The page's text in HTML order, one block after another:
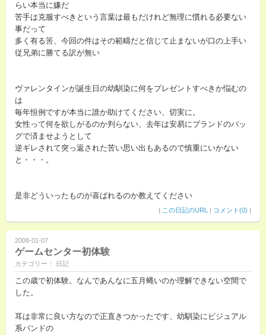
らい本当に嫌だ
苦手は克服すべきという言葉は最もだけれど無理に慣れる必要ない
事だって
多く有る筈、今回の件はその範疇だと信じて止まないが口の上手い
従兄弟に勝てる訳が無い
ヴァレンタインが誕生日の幼馴染に何をプレゼントすべきか悩むの
は
毎年恒例ですが本当に誰か助けてください、切実に。
女性って何を欲しがるのか判らない、去年は安易にブランドのバッ
グで済ませようとして
逆ギレされて突っ返された苦い思い出もあるので慎重にいかない
と・・・。
是非どういったものが喜ばれるのか教えてください
| この日記のURL | コメント(0) |
2008-01-07
ゲームセンター初体験
カテゴリー： 日記
この歳で初体験。なんであんなに五月蝿いのか理解できない空間で
した。
耳は非常に良い方なので正直きつかったです、幼馴染にビジュアル
系バンドの